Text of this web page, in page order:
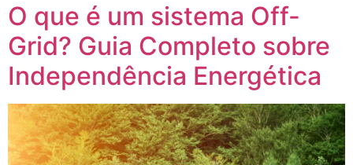
O que é um sistema Off-
Grid? Guia Completo sobre
Independência Energética